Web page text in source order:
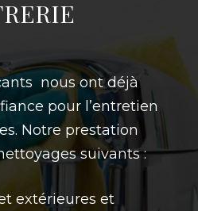
nous ont déjà
pour l’entretien
Notre prestation
suivants :
extérieures et